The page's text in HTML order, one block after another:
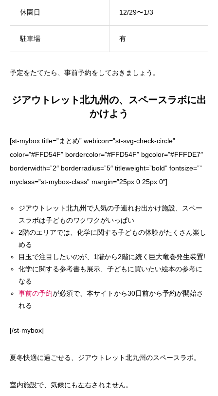
休園日 12/29〜1/3
駐車場 有
予定をたてたら、事前予約をしておきましょう。
ジアウトレット北九州の、スペースラボに出
かけよう
[st-mybox title=”まとめ” webicon=”st-svg-check-circle”
color=”#FFD54F” bordercolor=”#FFD54F” bgcolor=”#FFFDE7″
borderwidth=”2″ borderradius=”5″ titleweight=”bold” fontsize=””
myclass=”st-mybox-class” margin=”25px 0 25px 0″]
ジアウトレット北九州で人気の子連れお出かけ施設、スペー
スラボは子どものワクワクがいっぱい
2階のエリアでは、化学に関する子どもの体験がたくさん楽し
める
目玉で注目したいのが、1階から2階に続く巨大竜巻発生装置!
化学に関する参考書も展示、子どもに買いたい絵本の参考に
なる
事前の予約が必須で、本サイトから30日前から予約が開始さ
れる
[/st-mybox]
夏冬快適に過ごせる、ジアウトレット北九州のスペースラボ。
室内施設で、気候にも左右されません。